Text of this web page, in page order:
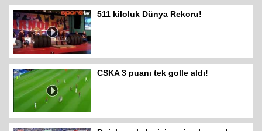
511 kiloluk Dünya Rekoru!
CSKA 3 puanı tek golle aldı!